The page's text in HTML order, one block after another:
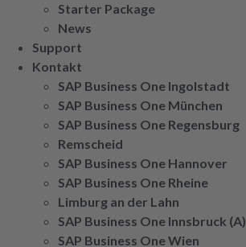
Starter Package
News
Support
Kontakt
SAP Business One Ingolstadt
SAP Business One München
SAP Business One Regensburg
Remscheid
SAP Business One Hannover
SAP Business One Rheine
Limburg an der Lahn
SAP Business One Innsbruck (A)
SAP Business One Wien